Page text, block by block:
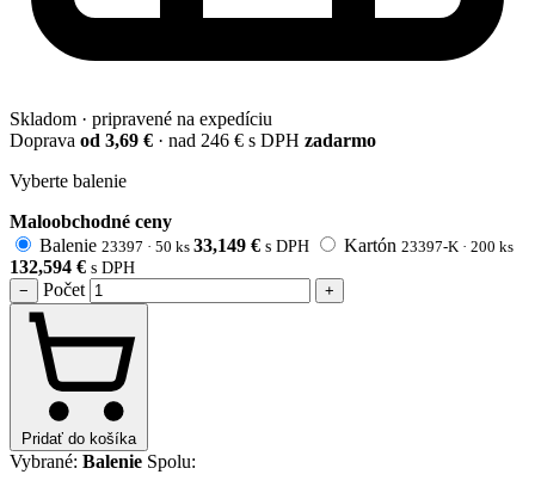
Skladom · pripravené na expedíciu
Doprava od 3,69 € · nad 246 € s DPH zadarmo
Vyberte balenie
Maloobchodné ceny
Balenie 23397 · 50 ks 33,149 € s DPH Kartón 23397-K · 200 ks
132,594 € s DPH
−
Počet +
Pridať do košíka
Vybrané: Balenie Spolu: